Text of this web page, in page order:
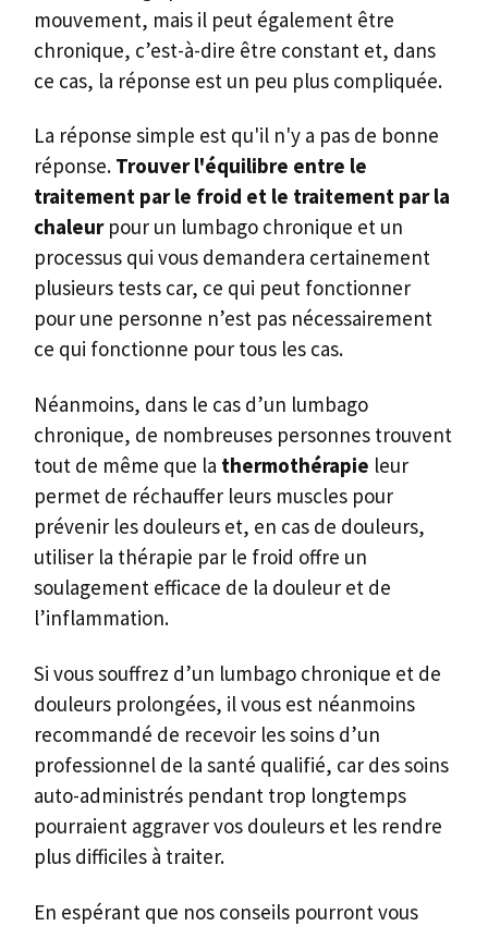
mouvement, mais il peut également être
chronique, c’est-à-dire être constant et, dans
ce cas, la réponse est un peu plus compliquée.
La réponse simple est qu'il n'y a pas de bonne
réponse. Trouver l'équilibre entre le
traitement par le froid et le traitement par la
chaleurpour un lumbago chronique et un
processus qui vous demandera certainement
plusieurs tests car, ce qui peut fonctionner
pour une personne n’est pas nécessairement
ce qui fonctionne pour tous les cas.
Néanmoins, dans le cas d’un lumbago
chronique, de nombreuses personnes trouvent
tout de même que la thermothérapie leur
permet de réchauffer leurs muscles pour
prévenir les douleurs et, en cas de douleurs,
utiliser la thérapie par le froid offre un
soulagement efficace de la douleur et de
l’inflammation.
Si vous souffrez d’un lumbago chronique et de
douleurs prolongées, il vous est néanmoins
recommandé de recevoir les soins d’un
professionnel de la santé qualifié, car des soins
auto-administrés pendant trop longtemps
pourraient aggraver vos douleurs et les rendre
plus difficiles à traiter.
En espérant que nos conseils pourront vous